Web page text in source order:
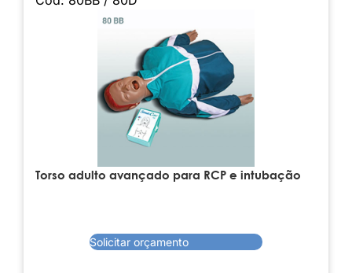
Torso adulto avançado para RCP e intubação
Solicitar orçamento